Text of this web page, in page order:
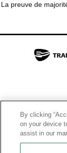
La preuve de
By clicking
on your device
assist in our